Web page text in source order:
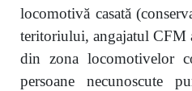
locomotivă casată
teritoriului, angajatul CFM
din zona locomotivelor
persoane necunoscute